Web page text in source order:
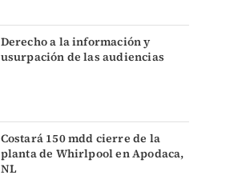
Derecho a la información y
usurpación de las audiencias
Costará 150 mdd cierre de la
planta de Whirlpool en Apodaca,
NL